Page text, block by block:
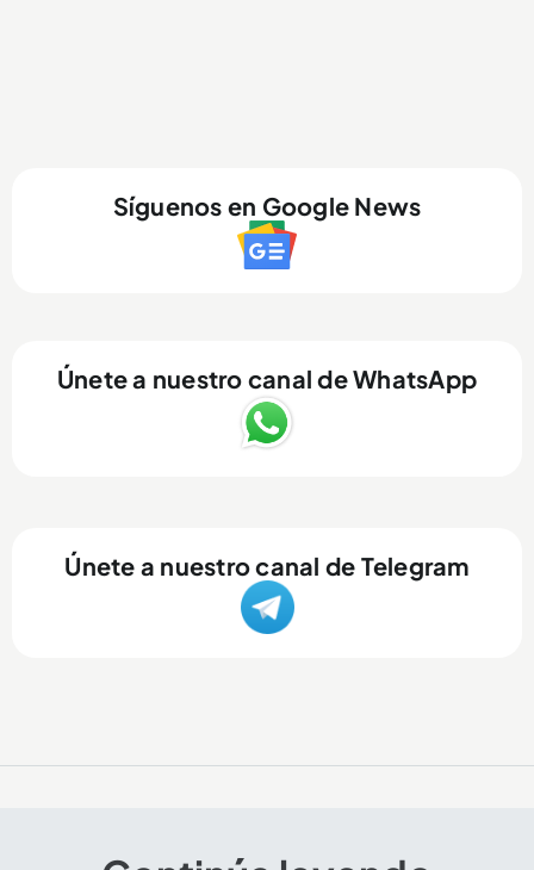
Síguenos en Google News
Únete a nuestro canal de WhatsApp
Únete a nuestro canal de Telegram